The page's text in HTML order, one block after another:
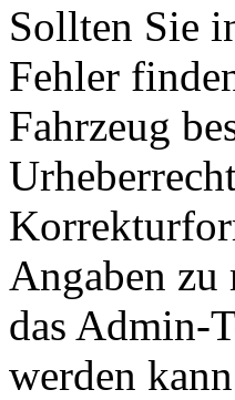
Sollten Sie
Fehler
Fahrzeug
Angaben
das Admin-
werden